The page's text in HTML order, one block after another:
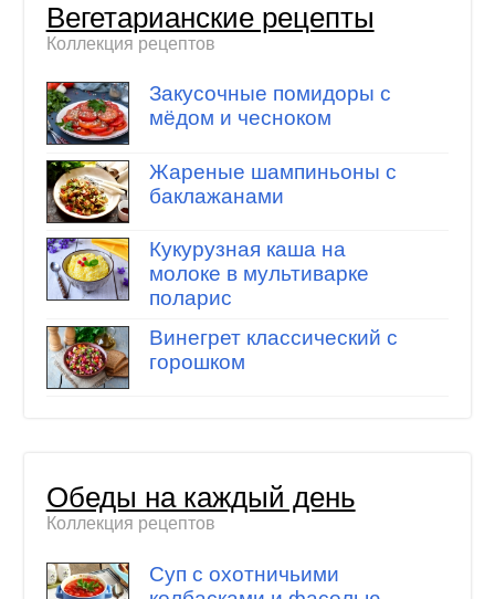
Вегетарианские рецепты
Коллекция рецептов
Закусочные помидоры с
мёдом и чесноком
Жареные шампиньоны с
баклажанами
Кукурузная каша на
молоке в мультиварке
поларис
Винегрет классический с
горошком
Обеды на каждый день
Коллекция рецептов
Суп с охотничьими